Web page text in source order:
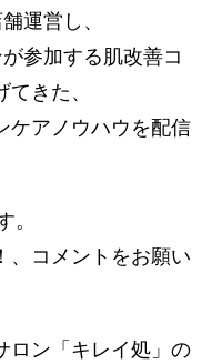
運営し、
参加する肌改善コ
きた、
ケアノウハウを配信
、コメントをお願い
ロン「キレイ処」の